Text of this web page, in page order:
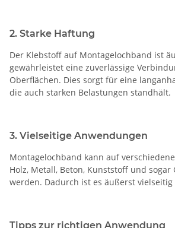
2. Starke Haftung
Der Klebstoff auf Montagelochband ist
gewährleistet eine zuverlässige
Oberflächen. Dies sorgt für eine
die auch starken Belastungen standhält.
3. Vielseitige Anwendungen
Montagelochband kann auf
Holz, Metall, Beton, Kunststoff und sogar
werden. Dadurch ist es äußerst vielseitig
Tipps zur richtigen Anwendung